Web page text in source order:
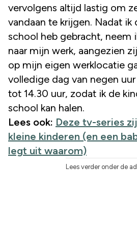
vervolgens altijd lastig om
vandaan te krijgen. Nadat ik
school heb gebracht, neem
naar mijn werk, aangezien
op mijn eigen werklocatie
volledige dag van negen
tot 14.30 uur, zodat ik de
school kan halen.
Lees ook: Deze tv-series
kleine kinderen (en een
legt uit waarom)
Lees verder onder de